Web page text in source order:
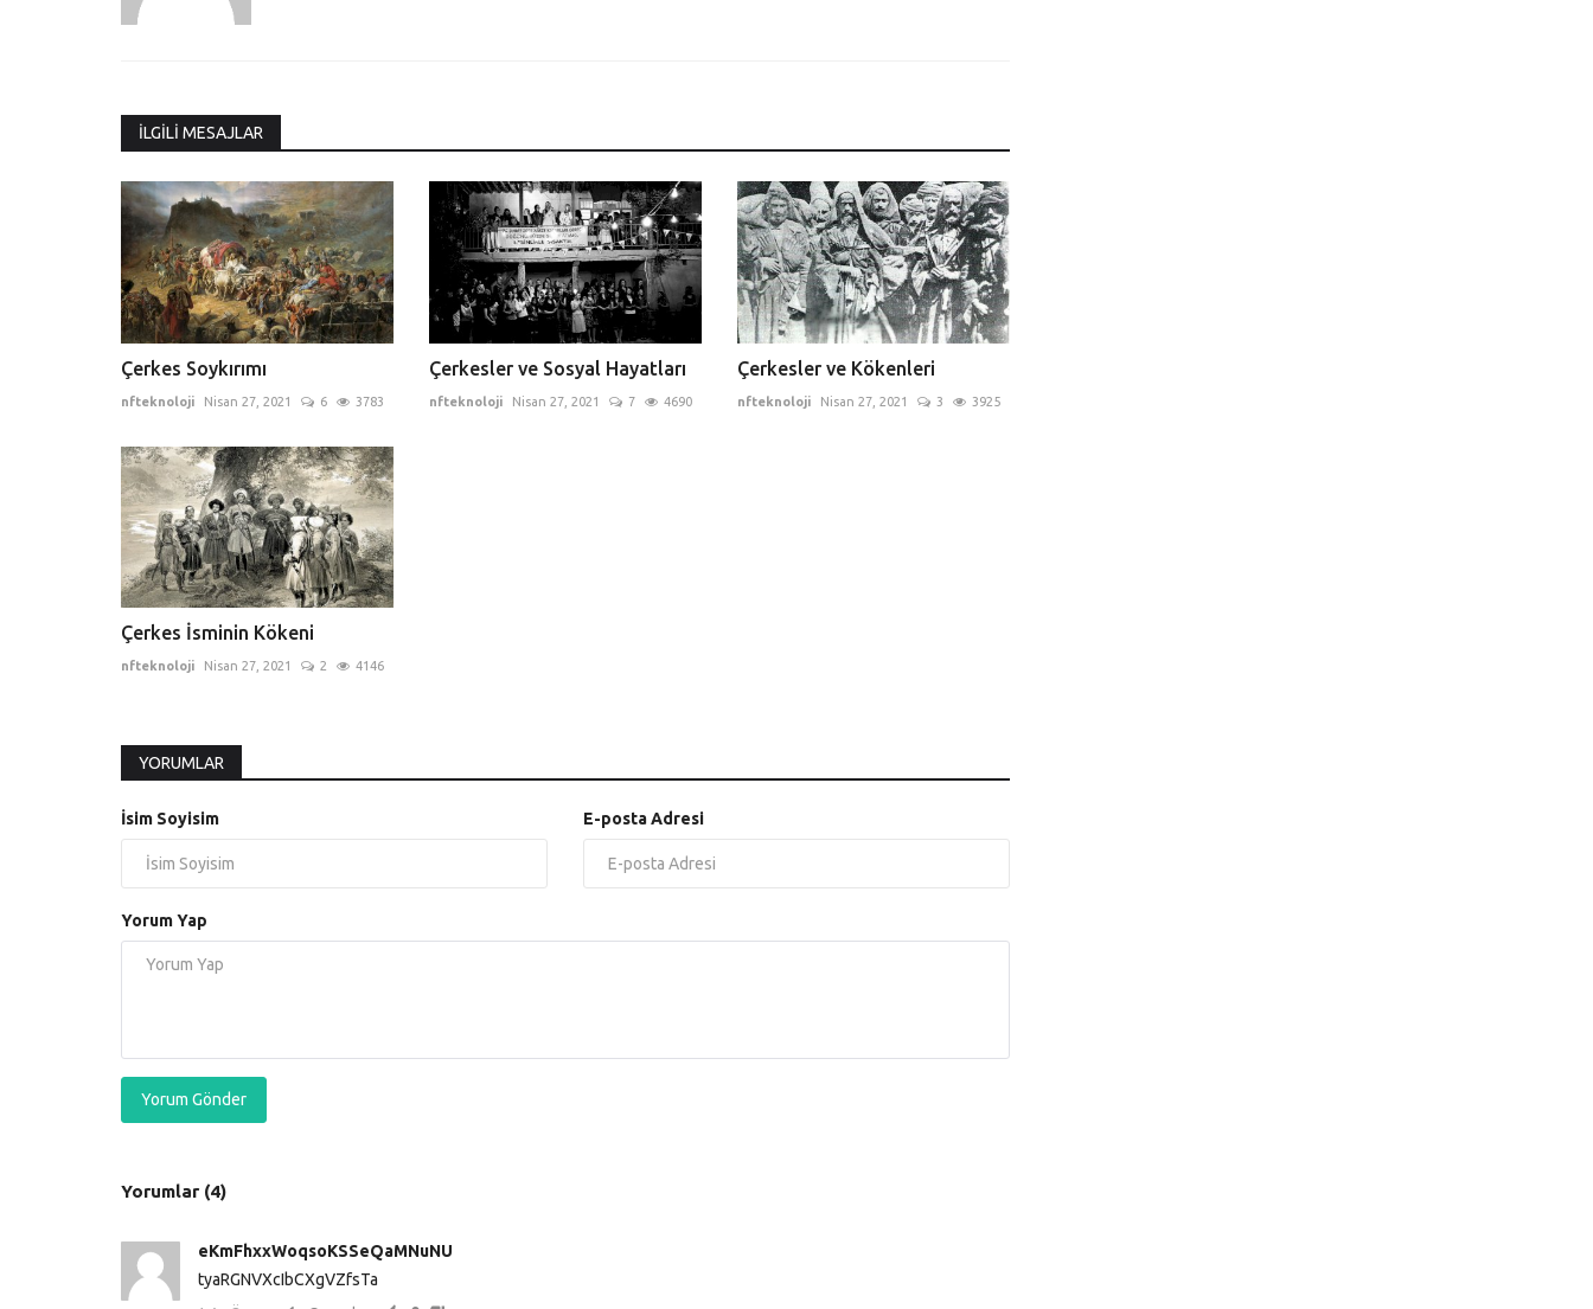
İLGILI MESAJLAR
Çerkes Soykırımı
nfteknoloji Nisan 27, 2021 6 3783
Çerkesler ve Sosyal Hayatları
nfteknoloji Nisan 27, 2021 7 4690
Çerkesler ve Kökenleri
nfteknoloji Nisan 27, 2021 3 3925
Çerkes İsminin Kökeni
nfteknoloji Nisan 27, 2021 2 4146
YORUMLAR
İsim Soyisim E-posta Adresi
Yorum Yap
Yorum Gönder
Yorumlar (4)
eKmFhxxWoqsoKSSeQaMNuNU
tyaRGNVXcIbCXgVZfsTa